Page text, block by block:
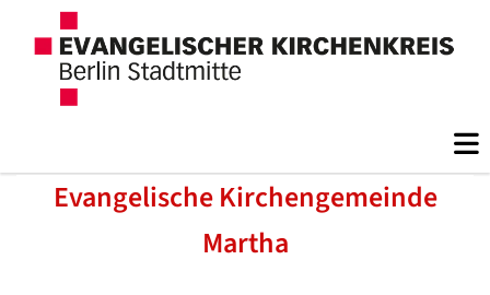
Evangelische Kirchengemeinde
Martha